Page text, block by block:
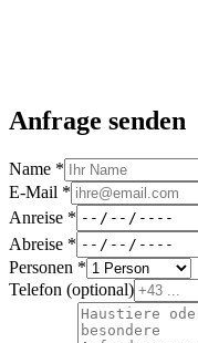
Anfrage senden
Name *
E-Mail *
Anreise *
Abreise *
Personen *
Telefon (optional)